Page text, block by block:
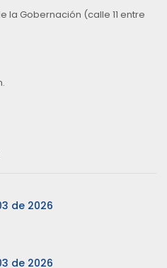
la Gobernación (calle 11 entre
de 2026
de 2026